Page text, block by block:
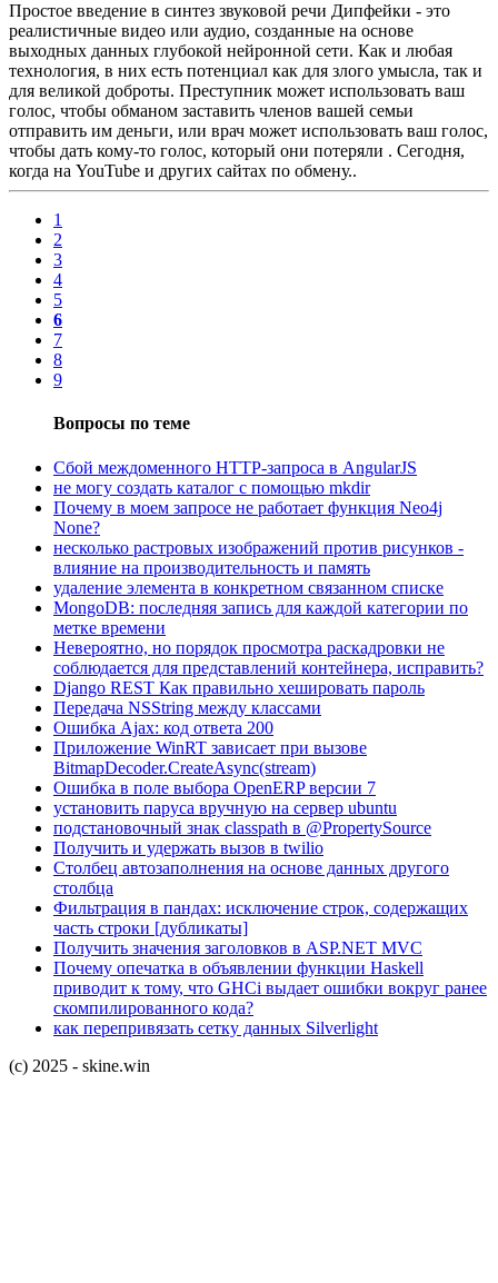
Простое введение в синтез звуковой речи Дипфейки - это
реалистичные видео или аудио, созданные на основе
выходных данных глубокой нейронной сети. Как и любая
технология, в них есть потенциал как для злого умысла, так и
для великой доброты. Преступник может использовать ваш
голос, чтобы обманом заставить членов вашей семьи
отправить им деньги, или врач может использовать ваш голос,
чтобы дать кому-то голос, который они потеряли . Сегодня,
когда на YouTube и других сайтах по обмену..
1
2
3
4
5
6
7
8
9
Вопросы по теме
Сбой междоменного HTTP-запроса в AngularJS
не могу создать каталог с помощью mkdir
Почему в моем запросе не работает функция Neo4j
None?
несколько растровых изображений против рисунков -
влияние на производительность и память
удаление элемента в конкретном связанном списке
MongoDB: последняя запись для каждой категории по
метке времени
Невероятно, но порядок просмотра раскадровки не
соблюдается для представлений контейнера, исправить?
Django REST Как правильно хешировать пароль
Передача NSString между классами
Ошибка Ajax: код ответа 200
Приложение WinRT зависает при вызове
BitmapDecoder.CreateAsync(stream)
Ошибка в поле выбора OpenERP версии 7
установить паруса вручную на сервер ubuntu
подстановочный знак classpath в @PropertySource
Получить и удержать вызов в twilio
Столбец автозаполнения на основе данных другого
столбца
Фильтрация в пандах: исключение строк, содержащих
часть строки [дубликаты]
Получить значения заголовков в ASP.NET MVC
Почему опечатка в объявлении функции Haskell
приводит к тому, что GHCi выдает ошибки вокруг ранее
скомпилированного кода?
как перепривязать сетку данных Silverlight
(c) 2025 - skine.win